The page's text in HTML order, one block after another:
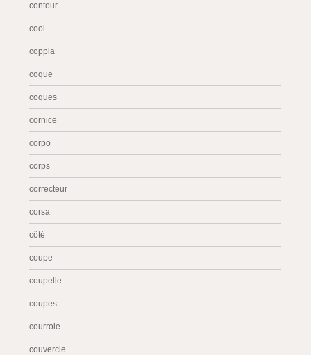
contour
cool
coppia
coque
coques
cornice
corpo
corps
correcteur
corsa
côté
coupe
coupelle
coupes
courroie
couvercle